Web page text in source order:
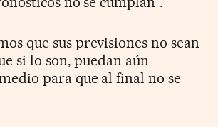
que sus previsiones no sean
si lo son, puedan aún
para que al final no se